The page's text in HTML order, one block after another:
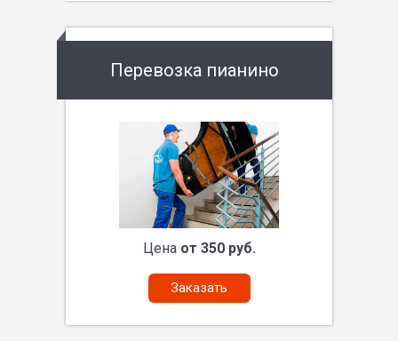
Перевозка пианино
Цена от 350 руб.
Заказать